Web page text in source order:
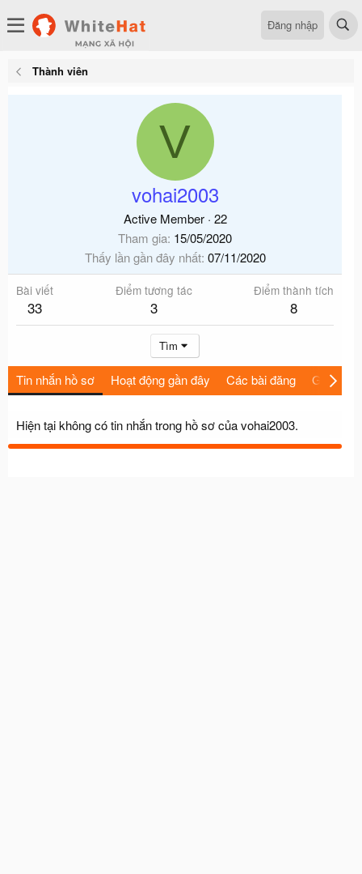
Đăng nhập
Thành viên
V
vohai2003
Active Member · 22
Tham gia 15/05/2020
Thấy lần gần đây nhất 07/11/2020
Bài viết
33
Điểm tương tác
3
Điểm thành tích
8
Tìm
Tin nhắn hồ sơ Hoạt động gần đây Các bài đăng Giới thiệu
Hiện tại không có tin nhắn trong hồ sơ của vohai2003.